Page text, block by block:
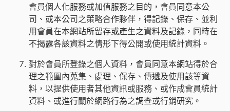
會員個人化服務或加值服務之目的，會員同意本公
司、或本公司之策略合作夥伴，得記錄、保存、並利
用會員在本網站所留存或產生之資料及記錄，同時在
不揭露各該資料之情形下得公開或使用統計資料。
對於會員所登錄之個人資料，會員同意本網站得於合
理之範圍內蒐集、處理、保存、傳遞及使用該等資
料，以提供使用者其他資訊或服務、或作成會員統計
資料、或進行關於網路行為之調查或行銷研究。